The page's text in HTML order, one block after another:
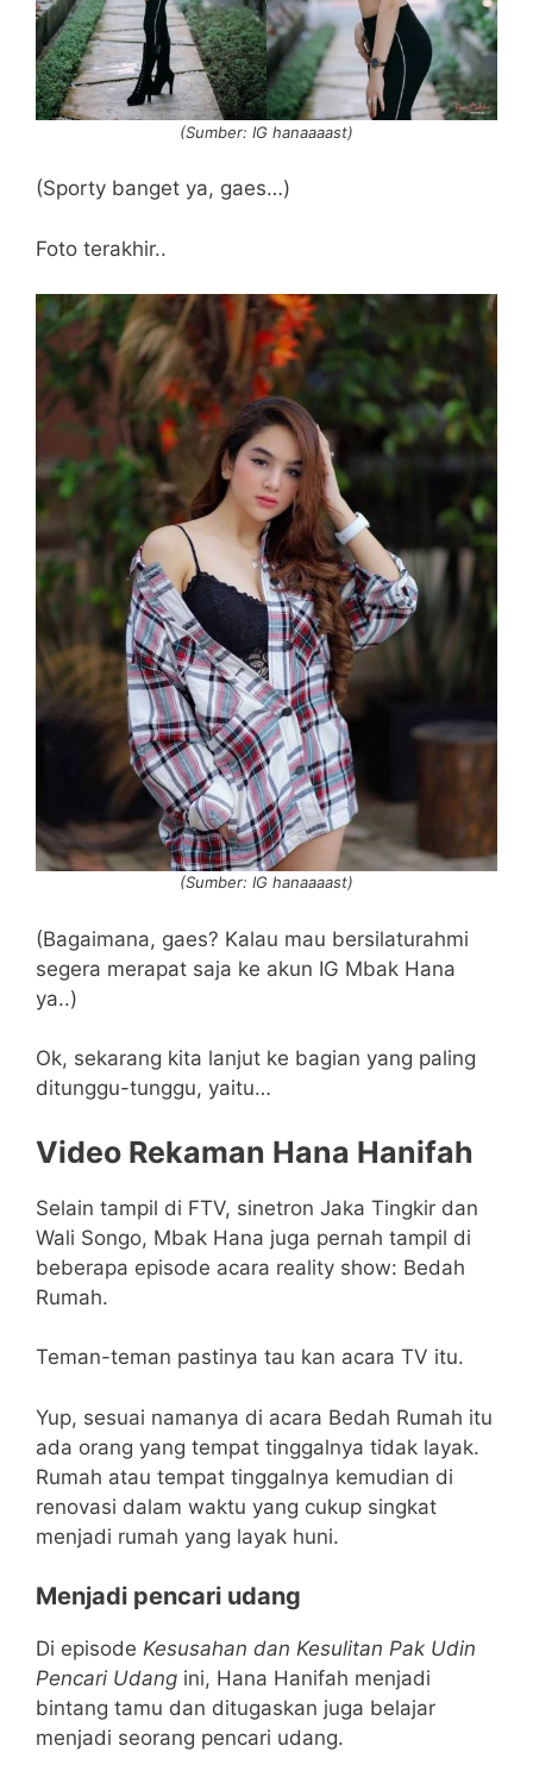
(Sumber: IG hanaaaast)
(Sporty banget ya, gaes…)
Foto terakhir..
(Sumber: IG hanaaaast)
(Bagaimana, gaes? Kalau mau bersilaturahmi
segera merapat saja ke akun IG Mbak Hana
ya..)
Ok, sekarang kita lanjut ke bagian yang paling
ditunggu-tunggu, yaitu…
Video Rekaman Hana Hanifah
Selain tampil di FTV, sinetron Jaka Tingkir dan
Wali Songo, Mbak Hana juga pernah tampil di
beberapa episode acara reality show: Bedah
Rumah.
Teman-teman pastinya tau kan acara TV itu.
Yup, sesuai namanya di acara Bedah Rumah itu
ada orang yang tempat tinggalnya tidak layak.
Rumah atau tempat tinggalnya kemudian di
renovasi dalam waktu yang cukup singkat
menjadi rumah yang layak huni.
Menjadi pencari udang
Di episode Kesusahan dan Kesulitan Pak Udin
Pencari Udang ini, Hana Hanifah menjadi
bintang tamu dan ditugaskan juga belajar
menjadi seorang pencari udang.